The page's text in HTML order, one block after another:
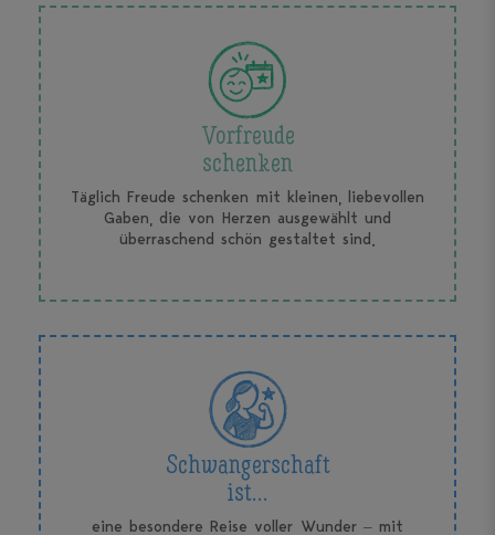
Vorfreude
schenken
Täglich Freude schenken mit kleinen, liebevollen
Gaben, die von Herzen ausgewählt und
überraschend schön gestaltet sind.
Schwangerschaft
ist...
eine besondere Reise voller Wunder – mit